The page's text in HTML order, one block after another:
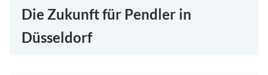
Die Zukunft für Pendler in
Düsseldorf